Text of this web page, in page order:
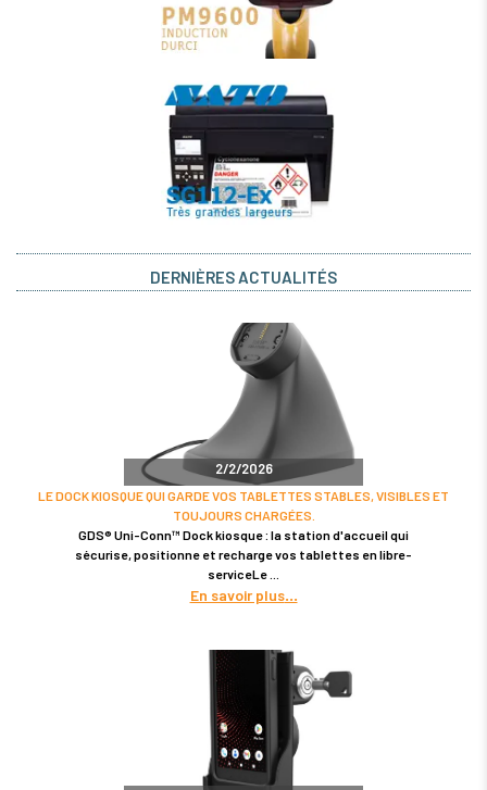
DERNIÈRES ACTUALITÉS
2/2/2026
LE DOCK KIOSQUE QUI GARDE VOS TABLETTES STABLES, VISIBLES ET
TOUJOURS CHARGÉES.
GDS® Uni-Conn™ Dock kiosque : la station d'accueil qui
sécurise, positionne et recharge vos tablettes en libre-
serviceLe
En savoir plus